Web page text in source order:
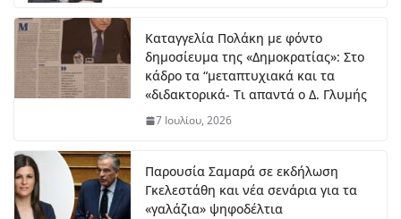
ΔΤ Εντάχθηκε προς
χρηματοδότησης η εκπόνηση
Σχεδίου Αστικής Ανθεκτικότητας
Στο Λιδωρίκι ο Φάνης Σπανός για
έργα και αποκατάσταση των
Καταγγελία Πολάκη με φόντο
δημοσίευμα της «Δημοκρατίας»: Στο
κάδρο τα “μεταπτυχιακά και τα
«διδακτορικά- Τι απαντά ο Δ. Γλυμής
7 Ιουλίου, 2026
Παρουσία Σαμαρά σε εκδήλωση
Γκελεστάθη και νέα σενάρια για τα
«γαλάζια» ψηφοδέλτια